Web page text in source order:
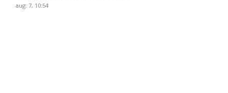
aug. 7, 10:54